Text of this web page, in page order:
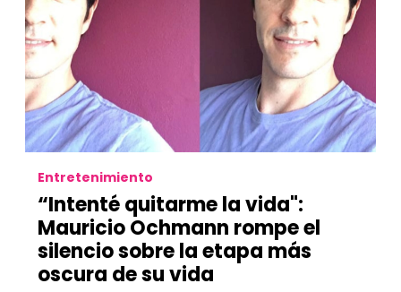
Entretenimiento
“Intenté quitarme la vida":
Mauricio Ochmann rompe el
silencio sobre la etapa más
oscura de su vida